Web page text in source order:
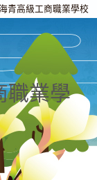
青高級工商職業學校
職業學